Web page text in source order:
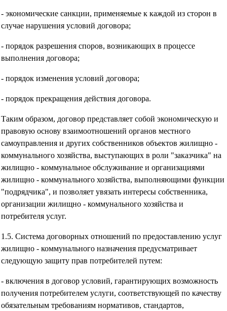
- экономические санкции, применяемые к каждой из сторон в
случае нарушения условий договора;
- порядок разрешения споров, возникающих в процессе
выполнения договора;
- порядок изменения условий договора;
- порядок прекращения действия договора.
Таким образом, договор представляет собой экономическую и
правовую основу взаимоотношений органов местного
самоуправления и других собственников объектов жилищно -
коммунального хозяйства, выступающих в роли "заказчика" на
жилищно - коммунальное обслуживание и организациями
жилищно - коммунального хозяйства, выполняющими функции
"подрядчика", и позволяет увязать интересы собственника,
организации жилищно - коммунального хозяйства и
потребителя услуг.
1.5. Система договорных отношений по предоставлению услуг
жилищно - коммунального назначения предусматривает
следующую защиту прав потребителей путем:
- включения в договор условий, гарантирующих возможность
получения потребителем услуги, соответствующей по качеству
обязательным требованиям нормативов, стандартов,